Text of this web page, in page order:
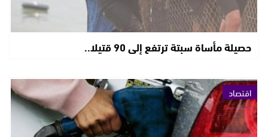
حصيلة مأساة سبتة ترتفع إلى 90 قتيلا..
اقتصاد